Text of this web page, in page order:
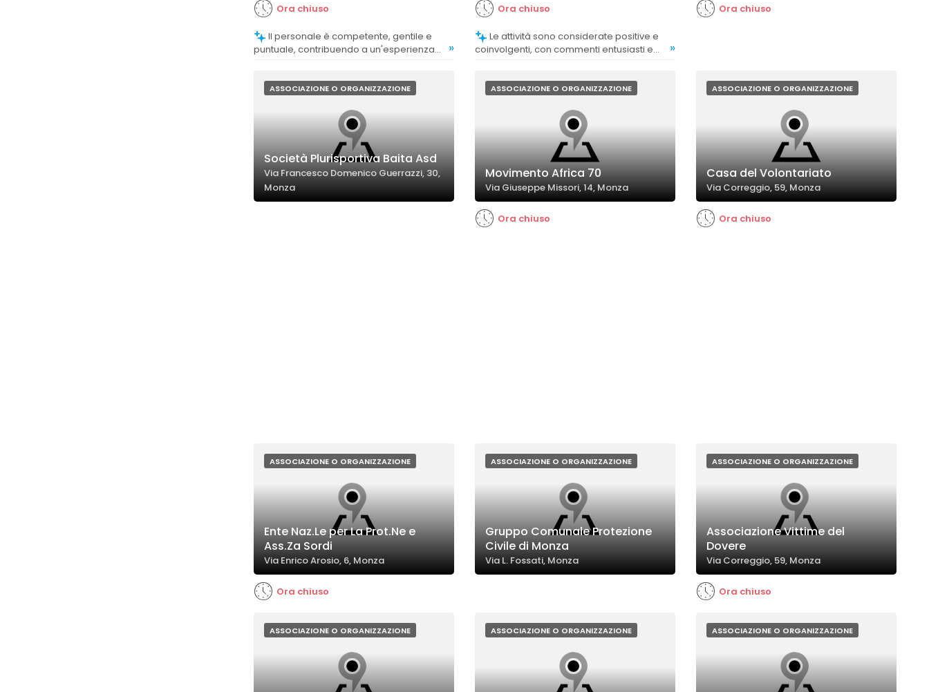
Ora chiuso
puntuale, contribuendo a un'esperienza
»
Ora chiuso
Le attività sono considerate positive e
coinvolgenti, con commenti entusiasti e
»
Ora chiuso
ASSOCIAZIONE O ORGANIZZAZIONE
Società Plurisportiva Baita Asd
Via Francesco Domenico Guerrazzi, 30,
Monza
ASSOCIAZIONE O ORGANIZZAZIONE
Movimento Africa 70
Via Giuseppe Missori, 14, Monza
Ora chiuso
ASSOCIAZIONE O ORGANIZZAZIONE
Casa del Volontariato
Via Correggio, 59, Monza
Ora chiuso
ASSOCIAZIONE O ORGANIZZAZIONE
Ente Naz.Le per La Prot.Ne e
Ass.Za Sordi
Via Enrico Arosio, 6, Monza
Ora chiuso
ASSOCIAZIONE O ORGANIZZAZIONE
Gruppo Comunale Protezione
Civile di Monza
Via L. Fossati, Monza
ASSOCIAZIONE O ORGANIZZAZIONE
Associazione Vittime del
Dovere
Via Correggio, 59, Monza
Ora chiuso
ASSOCIAZIONE O ORGANIZZAZIONE ASSOCIAZIONE O ORGANIZZAZIONE ASSOCIAZIONE O ORGANIZZAZIONE